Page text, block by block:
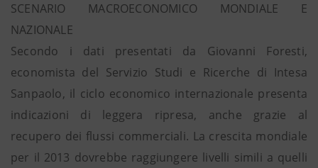
SCENARIO MACROECONOMICO MONDIALE E
NAZIONALE
Secondo i dati presentati da Giovanni Foresti,
economista del Servizio Studi e Ricerche di Intesa
Sanpaolo, il ciclo economico internazionale presenta
indicazioni di leggera ripresa, anche grazie al
recupero dei flussi commerciali. La crescita mondiale
per il 2013 dovrebbe raggiungere livelli simili a quelli